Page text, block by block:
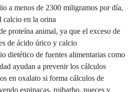
a menos de 2300 miligramos por día,
calcio en la orina
proteína animal, ya que el exceso de
de ácido úrico y calcio
dietético de fuentes alimentarias como
ayudan a prevenir los cálculos
en oxalato si forma cálculos de
espinacas, ruibarbo, nueces y